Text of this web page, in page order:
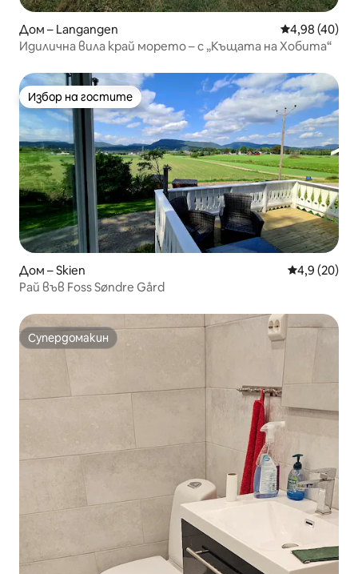
Дом – Langangen Средна
4,98 (40)
Идилична вила край морето – с „Къщата на Хобита“
Избор на гостите
Избор на гостите
Дом – Skien Средна
4,9 (20)
Рай във Foss Søndre Gård
Супердомакин
Супердомакин